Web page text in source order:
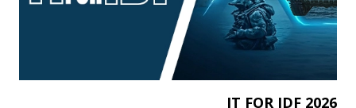
IT FOR IDF 2026